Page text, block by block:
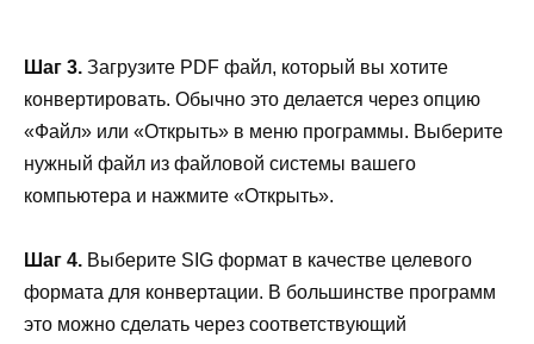
Шаг 3. Загрузите PDF файл, который вы хотите
конвертировать. Обычно это делается через опцию
«Файл» или «Открыть» в меню программы. Выберите
нужный файл из файловой системы вашего
компьютера и нажмите «Открыть».
Шаг 4. Выберите SIG формат в качестве целевого
формата для конвертации. В большинстве программ
это можно сделать через соответствующий